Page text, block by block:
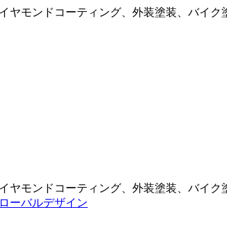
モンドコーティング、外装塗装、バイク
モンドコーティング、外装塗装、バイク